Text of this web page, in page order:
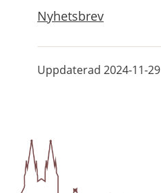
Nyhetsbrev
Uppdaterad 2024-11-29